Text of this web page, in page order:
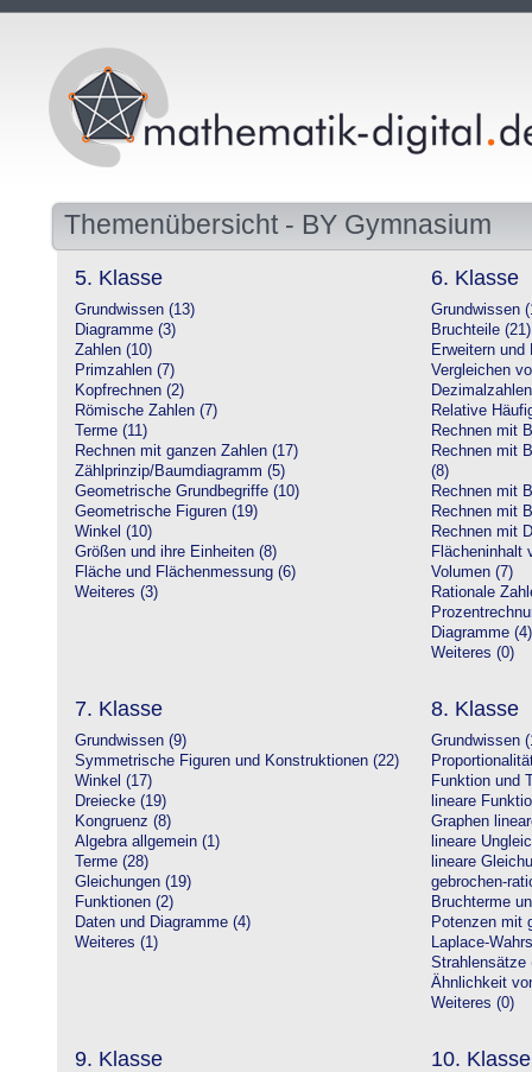
Themenübersicht - BY Gymnasium
5. Klasse
Grundwissen (13)
Diagramme (3)
Zahlen (10)
Primzahlen (7)
Kopfrechnen (2)
Römische Zahlen (7)
Terme (11)
Rechnen mit ganzen Zahlen (17)
Zählprinzip/Baumdiagramm (5)
Geometrische Grundbegriffe (10)
Geometrische Figuren (19)
Winkel (10)
Größen und ihre Einheiten (8)
Fläche und Flächenmessung (6)
Weiteres (3)
6. Klasse
Grundwissen
Bruchteile (21)
Erweitern und
Vergleichen
Relative
Rechnen mit
Rechnen mit
(8)
Rechnen mit
Rechnen mit
Rechnen mit
Flächeninhalt
Volumen (7)
Rationale
Diagramme (4)
Weiteres (0)
7. Klasse
Grundwissen (9)
Symmetrische Figuren und Konstruktionen (22)
Winkel (17)
Dreiecke (19)
Kongruenz (8)
Algebra allgemein (1)
Terme (28)
Gleichungen (19)
Funktionen (2)
Daten und Diagramme (4)
Weiteres (1)
8. Klasse
Grundwissen
Funktion und
lineare
Graphen
lineare
lineare
gebrochen-
Bruchterme
Potenzen mit
Laplace-
Strahlensätze
Ähnlichkeit
Weiteres (0)
9. Klasse 10. Klasse